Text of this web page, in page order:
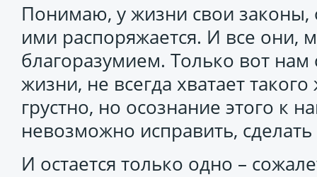
Понимаю, у жизни свои законы,
ими распоряжается. И все они,
благоразумием. Только вот
жизни, не всегда хватает
грустно, но осознание этого к
невозможно исправить,
И остается только одно –